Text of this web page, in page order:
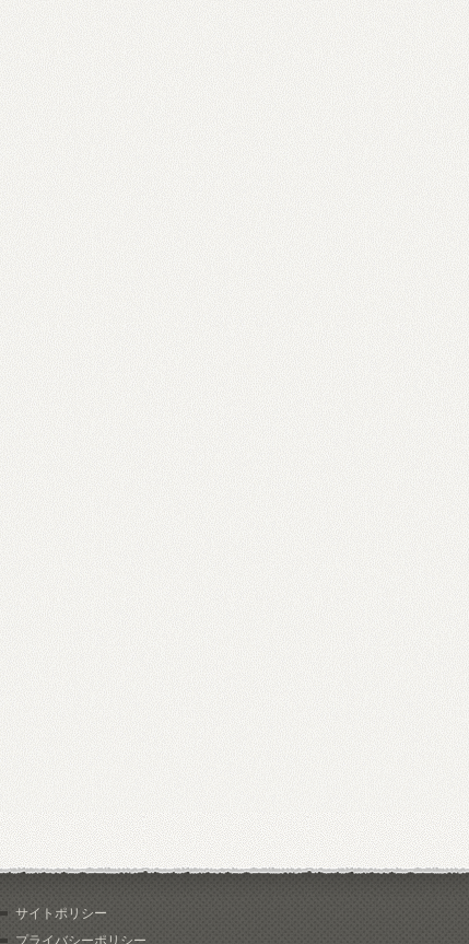
サイトポリシー
プライバシーポリシー